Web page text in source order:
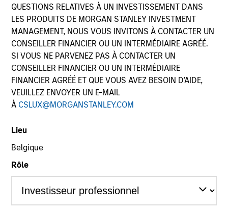
QUESTIONS RELATIVES À UN INVESTISSEMENT DANS
LES PRODUITS DE MORGAN STANLEY INVESTMENT
MANAGEMENT, NOUS VOUS INVITONS À CONTACTER UN
CONSEILLER FINANCIER OU UN INTERMÉDIAIRE AGRÉÉ.
SI VOUS NE PARVENEZ PAS À CONTACTER UN
CONSEILLER FINANCIER OU UN INTERMÉDIAIRE
FINANCIER AGRÉÉ ET QUE VOUS AVEZ BESOIN D’AIDE,
VEUILLEZ ENVOYER UN E-MAIL
À CSLUX@MORGANSTANLEY.COM
Lieu
Belgique
Rôle
SECTOR
Business & Consumer Services
COUNTRY
United States